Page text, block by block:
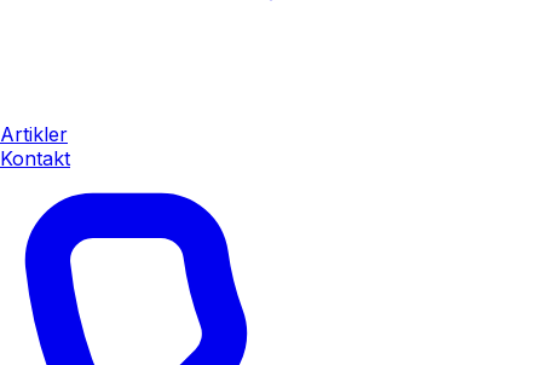
Artikler
Kontakt